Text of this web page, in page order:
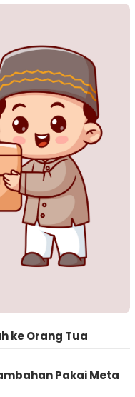
ke Orang Tua
Pakai Meta